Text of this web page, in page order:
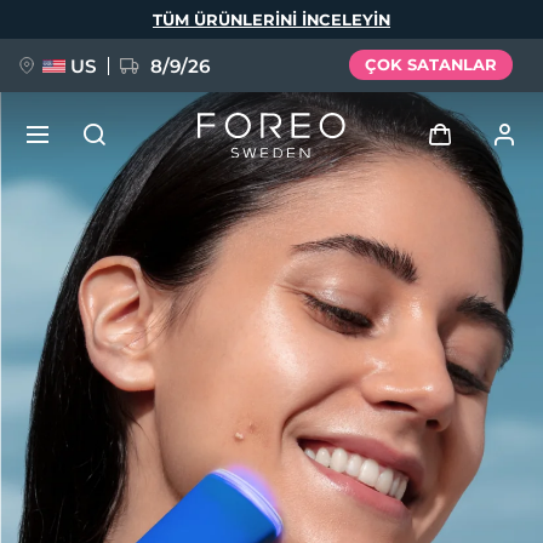
TÜM ÜRÜNLERINI INCELEYIN
US 8/9/26 ÇOK SATANLAR
Giriş
Kullanici profi̇li̇
Cihazlarım
Siparişlerim
Adresim
Aboneliklerim
YENİ
FAQ™ Pure Beauty-Tech Elixir
BREAKING NEWS
issa™ Teeth Whitening Set
Dil Seçimi
English Deutsch
Español
Français
Português
Polski
Русский
Türkçe
简体中文 繁體中文